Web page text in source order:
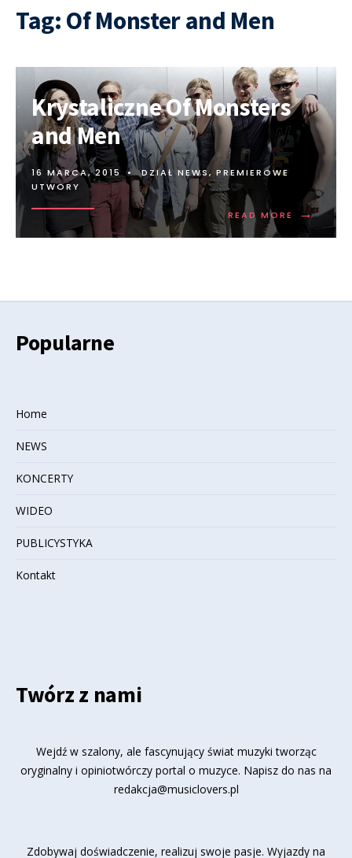
Tag: Of Monster and Men
Krystaliczne Of Monsters
and Men
16 MARCA, 2015 • DZIAŁ NEWS, PREMIEROWE
UTWORY
READ MORE →
Popularne
Home
NEWS
KONCERTY
WIDEO
PUBLICYSTYKA
Kontakt
Twórz z nami
Wejdź w szalony, ale fascynujący świat muzyki tworząc
oryginalny i opiniotwórczy portal o muzyce. Napisz do nas na
redakcja@musiclovers.pl
Zdobywaj doświadczenie, realizuj swoje pasje. Wyjazdy na